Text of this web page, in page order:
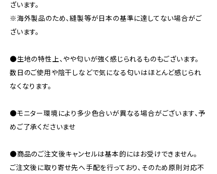
ざいます。
※海外製品のため、縫製等が日本の基準に達してない場合がご
ざいます。
●生地の特性上、やや匂いが強く感じられるものもございます。
数日のご使用や陰干しなどで気になる匂いはほとんど感じられ
なくなります。
●モニター環境により多少色合いが異なる場合がございます、予
めご了承くださいませ
●商品のご注文後キャンセルは基本的にはお受けできません。
ご注文後に取り寄せ先へ手配を行っており、そのため原則対応不